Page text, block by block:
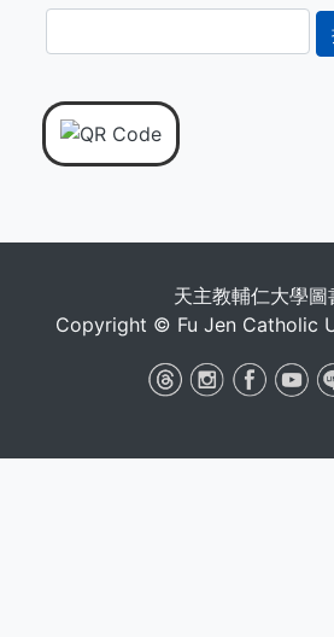
尋
天主教輔仁大學圖
Copyright © Fu Jen Catholic